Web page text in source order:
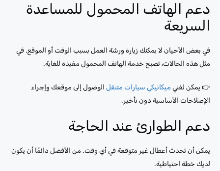
دعم الهاتف المحمول للمساعدة
السريعة
في بعض الأحيان لا يمكنك زيارة ورشة العمل بسبب الوقت أو الموقع. في
مثل هذه الحالات، تصبح خدمة الهاتف المحمول مفيدة للغاية.
👉 يمكن لفني ميكانيكي سيارات متنقل الوصول إلى موقعك وإجراء
الإصلاحات الأساسية دون تأخير.
دعم الطوارئ عند الحاجة
يمكن أن تحدث أعطال غير متوقعة في أي وقت. من الأفضل دائمًا أن يكون
لديك خطة احتياطية.